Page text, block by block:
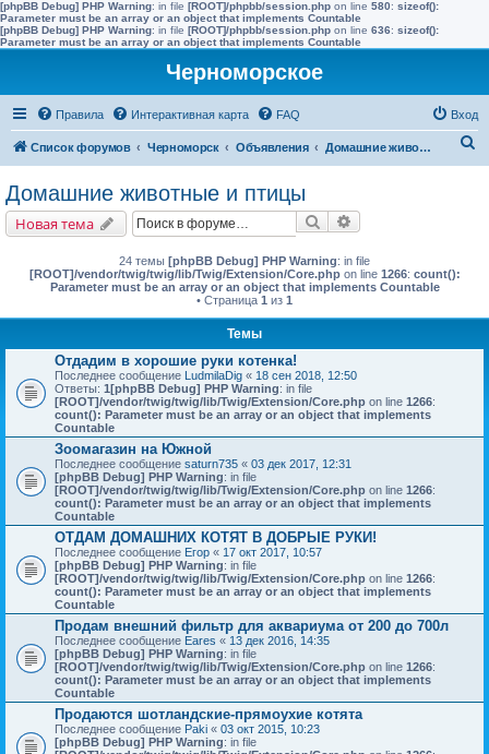
[phpBB Debug] PHP Warning: in file [ROOT]/phpbb/session.php on line 580: sizeof():
Parameter must be an array or an object that implements Countable
[phpBB Debug] PHP Warning: in file [ROOT]/phpbb/session.php on line 636: sizeof():
Parameter must be an array or an object that implements Countable
Черноморское
Правила Интерактивная карта FAQ Вход
Список форумов Черноморск Объявления Домашние животные и птицы
Домашние животные и птицы
Новая тема Поиск
24 темы [phpBB Debug] PHP Warning: in file
[ROOT]/vendor/twig/twig/lib/Twig/Extension/Core.phpon line 1266: count():
Parameter must be an array or an object that implements Countable
• Страница 1 из 1
Темы
Отдадим в хорошие руки котенка!
Последнее сообщение LudmilaDig « 18 сен 2018, 12:50
Ответы: 1[phpBB Debug] PHP Warning: in file
[ROOT]/vendor/twig/twig/lib/Twig/Extension/Core.php on line 1266:
count(): Parameter must be an array or an object that implements
Countable
Зоомагазин на Южной
Последнее сообщение saturn735 « 03 дек 2017, 12:31
[phpBB Debug] PHP Warning: in file
[ROOT]/vendor/twig/twig/lib/Twig/Extension/Core.php on line 1266:
count(): Parameter must be an array or an object that implements
Countable
ОТДАМ ДОМАШНИХ КОТЯТ В ДОБРЫЕ РУКИ!
Последнее сообщение Егор « 17 окт 2017, 10:57
[phpBB Debug] PHP Warning: in file
[ROOT]/vendor/twig/twig/lib/Twig/Extension/Core.php on line 1266:
count(): Parameter must be an array or an object that implements
Countable
Продам внешний фильтр для аквариума от 200 до 700л
Последнее сообщение Eares « 13 дек 2016, 14:35
[phpBB Debug] PHP Warning: in file
[ROOT]/vendor/twig/twig/lib/Twig/Extension/Core.php on line 1266:
count(): Parameter must be an array or an object that implements
Countable
Продаются шотландские-прямоухие котята
Последнее сообщение Paki « 03 окт 2015, 10:23
[phpBB Debug] PHP Warning: in file